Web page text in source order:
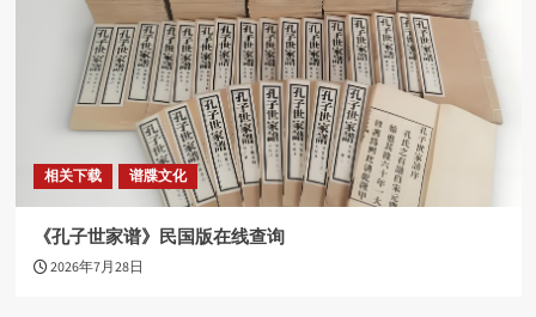
相关下载 谱牒文化
《孔子世家谱》民国版在线查询
2026年7月28日